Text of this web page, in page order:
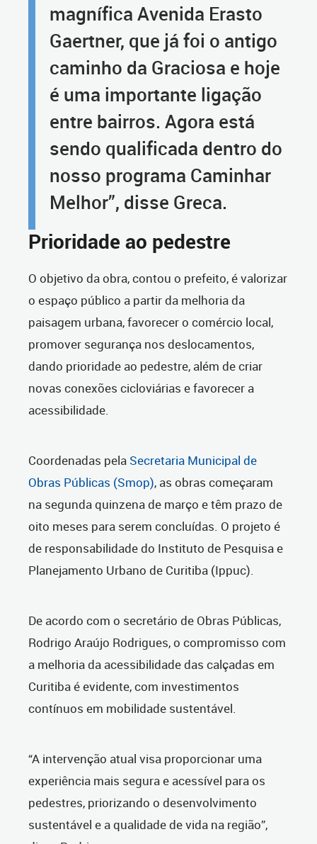
magnífica Avenida Erasto
Gaertner, que já foi o antigo
caminho da Graciosa e hoje
é uma importante ligação
entre bairros. Agora está
sendo qualificada dentro do
nosso programa Caminhar
Melhor”, disse Greca.
Prioridade ao pedestre
O objetivo da obra, contou o prefeito, é valorizar
o espaço público a partir da melhoria da
paisagem urbana, favorecer o comércio local,
promover segurança nos deslocamentos,
dando prioridade ao pedestre, além de criar
novas conexões cicloviárias e favorecer a
acessibilidade.
Coordenadas pela Secretaria Municipal de
Obras Públicas (Smop), as obras começaram
na segunda quinzena de março e têm prazo de
oito meses para serem concluídas. O projeto é
de responsabilidade do Instituto de Pesquisa e
Planejamento Urbano de Curitiba (Ippuc).
De acordo com o secretário de Obras Públicas,
Rodrigo Araújo Rodrigues, o compromisso com
a melhoria da acessibilidade das calçadas em
Curitiba é evidente, com investimentos
contínuos em mobilidade sustentável.
“A intervenção atual visa proporcionar uma
experiência mais segura e acessível para os
pedestres, priorizando o desenvolvimento
sustentável e a qualidade de vida na região”,